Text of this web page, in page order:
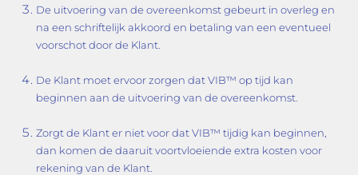
De uitvoering van de overeenkomst gebeurt in overleg en
na een schriftelijk akkoord en betaling van een eventueel
voorschot door de Klant.
De Klant moet ervoor zorgen dat VIB™ op tijd kan
beginnen aan de uitvoering van de overeenkomst.
Zorgt de Klant er niet voor dat VIB™ tijdig kan beginnen,
dan komen de daaruit voortvloeiende extra kosten voor
rekening van de Klant.